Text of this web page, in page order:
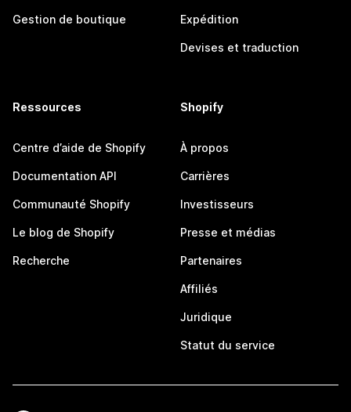
Gestion de boutique Expédition
Devises et traduction
Ressources
Centre d’aide de Shopify
Documentation API
Communauté Shopify
Le blog de Shopify
Recherche
Shopify
À propos
Carrières
Investisseurs
Presse et médias
Partenaires
Affiliés
Juridique
Statut du service